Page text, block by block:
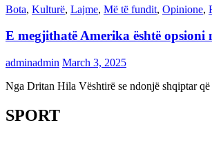
Bota, Kulturë, Lajme, Më të fundit, Opinione,
E megjithatë Amerika është opsioni
adminadmin March 3, 2025
Nga Dritan Hila Vështirë se ndonjë shqiptar
SPORT